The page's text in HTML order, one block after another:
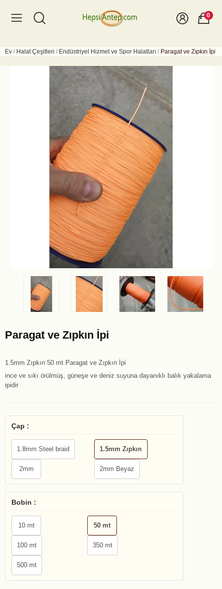
0
Ev Halat Çeşitleri Endüstriyel Hizmet ve Spor Halatları Paragat ve Zıpkın İpi
Paragat ve Zıpkın İpi
1.5mm Zıpkın 50 mt Paragat ve Zıpkın İpi
ince ve sıkı örülmüş, güneşe ve deniz suyuna dayanıklı balık yakalama
ipidir
Çap :
1.8mm Steel braid 1.5mm Zıpkın
2mm 2mm Beyaz
Bobin :
10 mt 50 mt
100 mt 350 mt
500 mt